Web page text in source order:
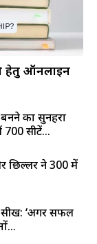
हेतु ऑनलाइन
का सुनहरा
सीटें...
छिल्लर ने 300 में
सीख: ‘अगर सफल